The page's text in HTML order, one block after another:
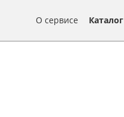
О сервисе Каталог